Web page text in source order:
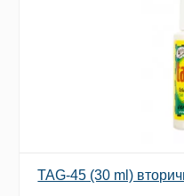
TAG-45 (30 ml)